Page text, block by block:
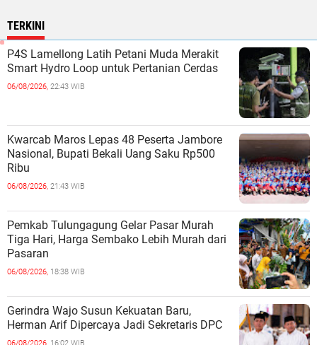
TERKINI
P4S Lamellong Latih Petani Muda Merakit
Smart Hydro Loop untuk Pertanian Cerdas
06/08/2026, 22:43 WIB
Kwarcab Maros Lepas 48 Peserta Jambore
Nasional, Bupati Bekali Uang Saku Rp500
Ribu
06/08/2026, 21:43 WIB
Pemkab Tulungagung Gelar Pasar Murah
Tiga Hari, Harga Sembako Lebih Murah dari
Pasaran
06/08/2026, 18:38 WIB
Gerindra Wajo Susun Kekuatan Baru,
Herman Arif Dipercaya Jadi Sekretaris DPC